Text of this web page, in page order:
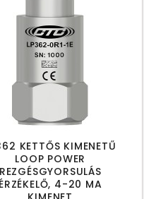
KETTŐS KIMENETŰ
LOOP POWER
REZGÉSGYORSULÁS
ÉRZÉKELŐ, 4-20 MA